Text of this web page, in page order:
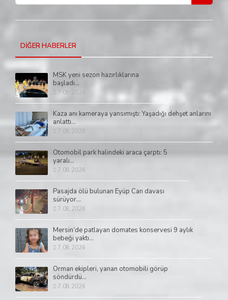
DİĞER HABERLER
MSK yeni sezon hazırlıklarına
başladı...
7.08.2026
Kaza anı kameraya yansımıştı: Yaşadığı dehşet anlarını
anlattı...
7.08.2026
Otomobil park halindeki araca çarptı: 5
yaralı...
7.08.2026
Pasajda ölü bulunan Eyüp Can davası
sürüyor...
7.08.2026
Mersin’de patlayan domates konservesi 9 aylık
bebeği yaktı...
7.08.2026
Orman ekipleri, yanan otomobili görüp
söndürdü...
7.08.2026